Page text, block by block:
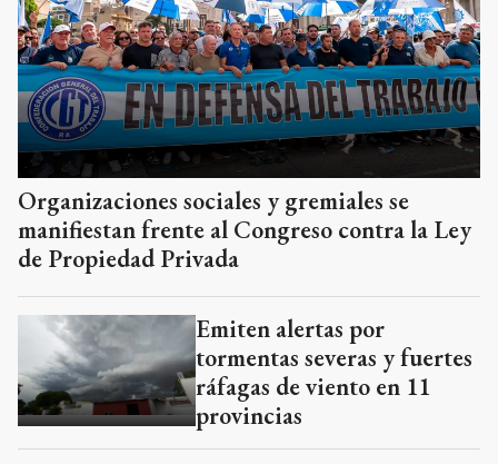
Organizaciones sociales y gremiales se
manifiestan frente al Congreso contra la Ley
de Propiedad Privada
Emiten alertas por
tormentas severas y fuertes
ráfagas de viento en 11
provincias